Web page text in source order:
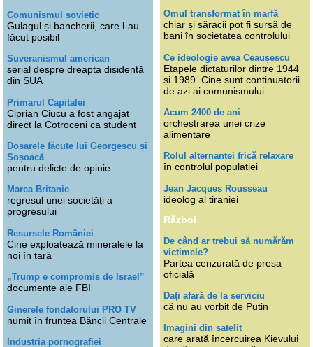
Comunismul sovietic
Gulagul și bancherii, care l-au
făcut posibil
Suveranismul american
serial despre dreapta disidentă
din SUA
Primarul Capitalei
Ciprian Ciucu a fost angajat
direct la Cotroceni ca student
Dosarele făcute lui Georgescu și
Șoșoacă
pentru delicte de opinie
Marea Britanie
regresul unei societăți a
progresului
Resursele României
Cine exploatează mineralele la
noi în țară
„Trump e compromis de Israel”
documente ale FBI
Ginerele fondatorului PRO TV
numit în fruntea Băncii Centrale
Industria pornografiei
Omul transformat în marfă
chiar și săracii pot fi sursă de
bani în societatea controlului
Ce ideologie avea Ceaușescu
Etapele dictaturilor dintre 1944
și 1989. Cine sunt continuatorii
de azi ai comunismului
Acum 2400 de ani
orchestrarea unei crize
alimentare
Rolul alternanței frică relaxare
în controlul populației
Jean Jacques Rousseau
ideolog al tiraniei
Război
De când ar trebui să numărăm
victimele?
Partea cenzurată de presa
oficială
Dați afară de la serviciu
că nu au vorbit de Putin
Imagini din satelit
care arată încercuirea Kievului